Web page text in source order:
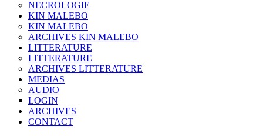
NECROLOGIE
KIN MALEBO
KIN MALEBO
ARCHIVES KIN MALEBO
LITTERATURE
LITTERATURE
ARCHIVES LITTERATURE
MEDIAS
AUDIO
LOGIN
ARCHIVES
CONTACT